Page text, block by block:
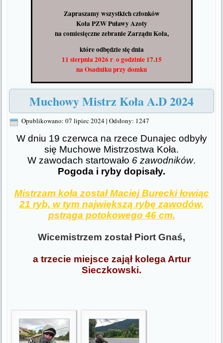
Zapraszamy wszystkich członków
Koła PZW Puławy Azoty
na comiesięczne zebranie Zarządu Koła,
które odbędzie się dnia
11 sierpnia 2026 r.o godzinie 17.15
na Osadnikuprzy domku
Muchowy Mistrz Koła A.D 2024
Opublikowano: 07 lipiec 2024|Odsłony: 1247
W dniu 19 czerwca na rzece Dunajec odbyły
się Muchowe Mistrzostwa Koła.
W zawodach startowało 6 zawodników.
Pogoda i ryby dopisały.
Mistrzam koła zostałMaciej Bureckiłowiąc
21 ryb, w tym największą rybę zawodów,
pstrąga potokowego 46 cm.
Wicemistrzem został Piort Gnaś,
a trzecie miejsce zajął kolega Artur
Sieczkowski.